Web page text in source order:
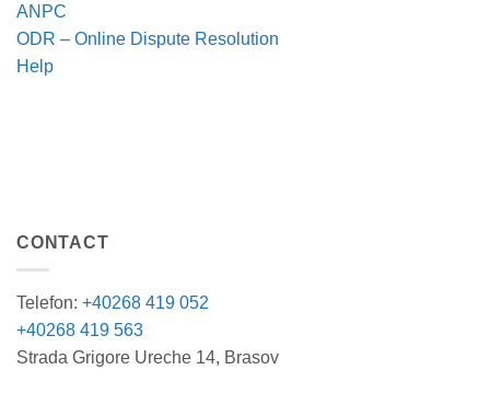
ANPC
ODR – Online Dispute Resolution
Help
CONTACT
Telefon: +40268 419 052
+40268 419 563
Strada Grigore Ureche 14, Brasov